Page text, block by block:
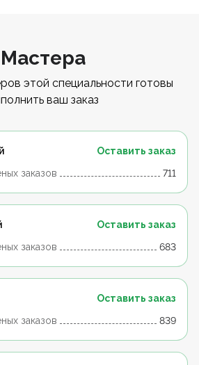
Мастера
этой специальности готовы
ваш заказ
Оставить заказ
заказов
711
Оставить заказ
заказов
683
Оставить заказ
заказов
839